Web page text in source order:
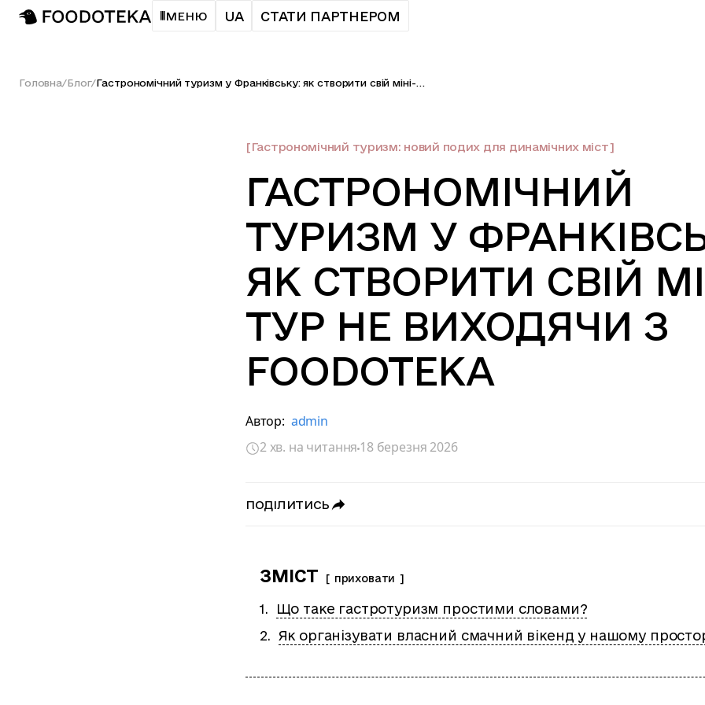
МЕНЮ UA СТАТИ ПАРТНЕРОМ
Головна/Блог/ Гастрономічний туризм у Франківську: як створити свій міні-тур не виходячи з Foodoteka
[Гастрономічний туризм: новий подих для динамічних міст]
ГАСТРОНОМІЧНИЙ
ТУРИЗМ У
ЯК СТВОРИТИ СВІЙ
ТУР НЕ ВИХОДЯЧИ З
FOODOTEKA
Автор: admin
2 хв. на читання18 березня 2026
ПОДІЛИТИСЬ
ЗМІСТ приховати
Що таке гастротуризм простими словами?
Як організувати власний смачний вікенд у нашому